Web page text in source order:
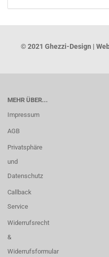
© 2021 Ghezzi-Design |
MEHR ÜBER...
Impressum
AGB
Privatsphäre
und
Datenschutz
Callback
Service
Widerrufsrecht
&
Widerrufsformular